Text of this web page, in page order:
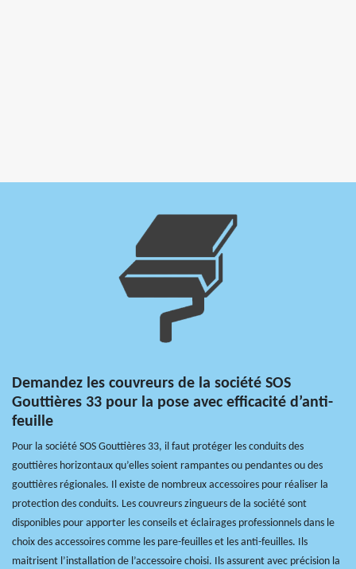
Demandez les couvreurs de la société SOS
Gouttières 33 pour la pose avec efficacité d’anti-
feuille
Pour la société SOS Gouttières 33, il faut protéger les conduits des
gouttières horizontaux qu’elles soient rampantes ou pendantes ou des
gouttières régionales. Il existe de nombreux accessoires pour réaliser la
protection des conduits. Les couvreurs zingueurs de la société sont
disponibles pour apporter les conseils et éclairages professionnels dans le
choix des accessoires comme les pare-feuilles et les anti-feuilles. Ils
maitrisent l’installation de l’accessoire choisi. Ils assurent avec précision la